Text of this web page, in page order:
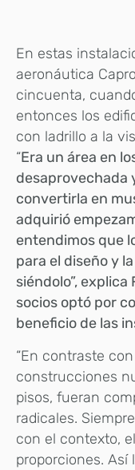
En estas
aeronáutica
cincuenta,
entonces los
con ladrillo a la
“Era un área en
desaprovechada
convertirla en
adquirió
entendimos que
para el diseño y
siéndolo”,
socios optó por
beneficio de las
“En contraste
construcciones
pisos, fueran
radicales.
con el contexto,
proporciones.